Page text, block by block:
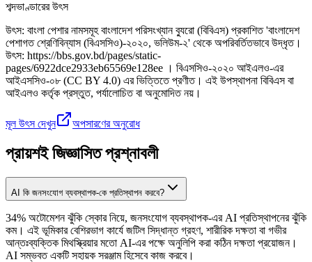
শব্দভাণ্ডারের উৎস
উৎস: বাংলা পেশার নামসমূহ বাংলাদেশ পরিসংখ্যান ব্যুরো (বিবিএস) প্রকাশিত 'বাংলাদেশ
পেশাগত শ্রেণিবিন্যাস (বিএসসিও)-২০২০, ভলিউম-২' থেকে অপরিবর্তিতভাবে উদ্ধৃত।
উৎস: https://bbs.gov.bd/pages/static-
pages/6922dce2933eb65569e128ee । বিএসসিও-২০২০ আইএলও-এর
আইএসসিও-০৮ (CC BY 4.0) এর ভিত্তিতে প্রণীত। এই উপস্থাপনা বিবিএস বা
আইএলও কর্তৃক প্রস্তুত, পর্যালোচিত বা অনুমোদিত নয়।
মূল উৎস দেখুন অপসারণের অনুরোধ
প্রায়শই জিজ্ঞাসিত প্রশ্নাবলী
AI কি জনসংযোগ ব্যবস্থাপক-কে প্রতিস্থাপন করবে?
34% অটোমেশন ঝুঁকি স্কোর নিয়ে, জনসংযোগ ব্যবস্থাপক-এর AI প্রতিস্থাপনের ঝুঁকি
কম। এই ভূমিকার বেশিরভাগ কার্যে জটিল সিদ্ধান্ত গ্রহণ, শারীরিক দক্ষতা বা গভীর
আন্তঃব্যক্তিক মিথস্ক্রিয়ার মতো AI-এর পক্ষে অনুলিপি করা কঠিন দক্ষতা প্রয়োজন।
AI সম্ভবত একটি সহায়ক সরঞ্জাম হিসেবে কাজ করবে।